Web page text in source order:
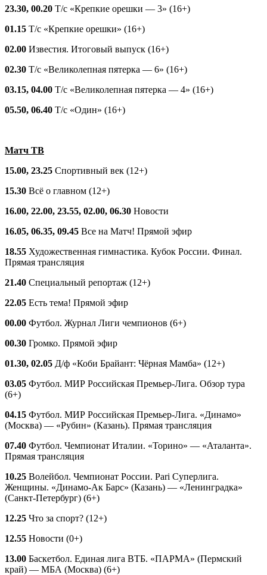
23.30, 00.20 Т/с «Крепкие орешки — 3» (16+)
01.15 Т/с «Крепкие орешки» (16+)
02.00 Известия. Итоговый выпуск (16+)
02.30 Т/с «Великолепная пятерка — 6» (16+)
03.15, 04.00 Т/с «Великолепная пятерка — 4» (16+)
05.50, 06.40 Т/с «Один» (16+)
Матч ТВ
15.00, 23.25 Спортивный век (12+)
15.30 Всё о главном (12+)
16.00, 22.00, 23.55, 02.00, 06.30 Новости
16.05, 06.35, 09.45 Все на Матч! Прямой эфир
18.55 Художественная гимнастика. Кубок России. Финал.
Прямая трансляция
21.40 Специальный репортаж (12+)
22.05 Есть тема! Прямой эфир
00.00 Футбол. Журнал Лиги чемпионов (6+)
00.30 Громко. Прямой эфир
01.30, 02.05 Д/ф «Коби Брайант: Чёрная Мамба» (12+)
03.05 Футбол. МИР Российская Премьер-Лига. Обзор тура
(6+)
04.15 Футбол. МИР Российская Премьер-Лига. «Динамо»
(Москва) — «Рубин» (Казань). Прямая трансляция
07.40 Футбол. Чемпионат Италии. «Торино» — «Аталанта».
Прямая трансляция
10.25 Волейбол. Чемпионат России. Pari Суперлига.
Женщины. «Динамо-Ак Барс» (Казань) — «Ленинградка»
(Санкт-Петербург) (6+)
12.25 Что за спорт? (12+)
12.55 Новости (0+)
13.00 Баскетбол. Единая лига ВТБ. «ПАРМА» (Пермский
край) — МБА (Москва) (6+)